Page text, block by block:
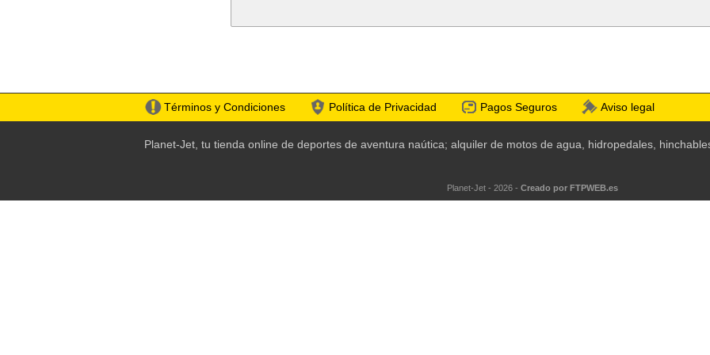
Términos y Condiciones Política de Privacidad Pagos Seguros Aviso legal
Planet-Jet, tu tienda online de deportes de aventura naútica; alquiler de motos de agua, hidropedales,
Planet-Jet - 2026 - Creado por FTPWEB.es